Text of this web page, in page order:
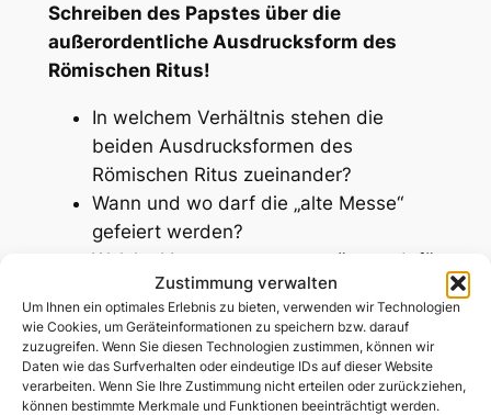
Zustimmung verwalten
Um Ihnen ein optimales Erlebnis zu bieten, verwenden wir Technologien
wie Cookies, um Geräteinformationen zu speichern bzw. darauf
zuzugreifen. Wenn Sie diesen Technologien zustimmen, können wir
Daten wie das Surfverhalten oder eindeutige IDs auf dieser Website
verarbeiten. Wenn Sie Ihre Zustimmung nicht erteilen oder zurückziehen,
können bestimmte Merkmale und Funktionen beeinträchtigt werden.
Schreiben des Papstes über die
außerordentliche Ausdrucksform des
Römischen Ritus!
In welchem Verhältnis stehen die
beiden Ausdrucksformen des
Römischen Ritus zueinander?
Wann und wo darf die „alte Messe“
gefeiert werden?
Welche Voraussetzungen müssen dafür
gegeben sein?
Welche Zuständigkeiten haben die
Bischöfe und die Pfarrer vor Ort?
Sind Handkommunion,
Kommunionhelfer und Ministrantinnen